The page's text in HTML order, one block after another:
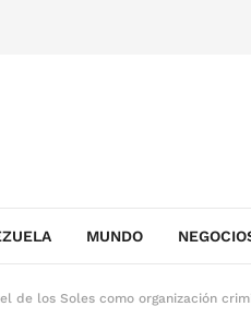
MUNDO
de los Soles como organización